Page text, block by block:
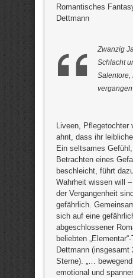
Romantisches
Dettmann
Zwanzig
Schlacht
Salentore,
Liveen, Pflegetochter
ahnt, dass ihr
Ein seltsames
Betrachten eines
beschleicht, führt
Wahrheit wissen will
der Vergangenheit
gefährlich.
sich auf eine
abgeschlossener
beliebten
Dettmann
Sterne). „…
emotional und